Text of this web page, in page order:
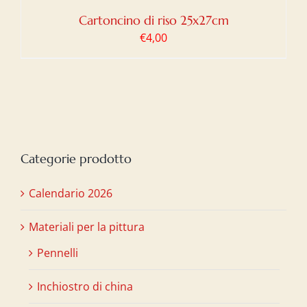
Cartoncino di riso 25x27cm
€4,00
Categorie prodotto
Calendario 2026
Materiali per la pittura
Pennelli
Inchiostro di china